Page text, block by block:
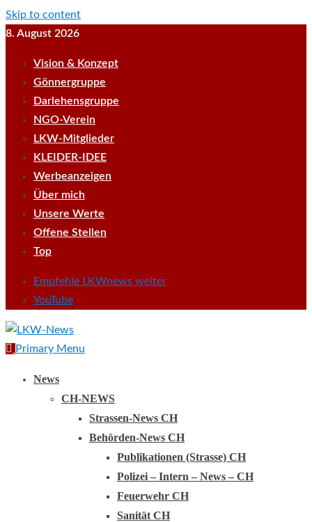
Skip to content
8. August 2026
Vision & Konzept
Gönnergruppe
Darlehensgruppe
NGO-Verein
LKW-Mitglieder
KLEIDER-IDEE
Werbeanzeigen
Über mich
Unsere Werte
Offene Stellen
Top
Empfehle LKWnews weiter
YouTube
Primary Menu
News
CH-NEWS
Strassen-News CH
Behörden-News CH
Publikationen (Strasse) CH
Polizei – Intern – News – CH
Feuerwehr CH
Sanität CH